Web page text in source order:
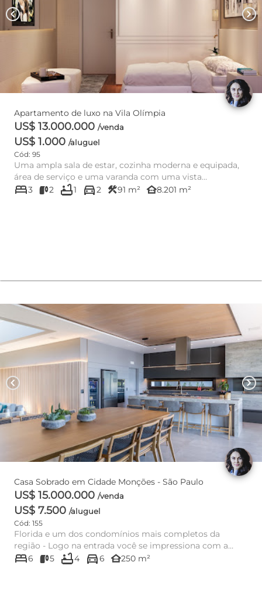
chevron_left chevron_right
Apartamento de luxo na Vila Olímpia
US$ 13.000.000 /venda
US$ 1.000 /aluguel
Cód: 95
Uma ampla sala de estar, cozinha moderna e equipada,
área de serviço e uma varanda com uma vista
deslumbrante da c...
bed3 2 bathtub1 directions_car2 construction91 m² other_houses8.201 m²
chevron_left chevron_right
Casa Sobrado em Cidade Monções - São Paulo
US$ 15.000.000 /venda
US$ 7.500 /aluguel
Cód: 155
Florida e um dos condomínios mais completos da
região - Logo na entrada você se impressiona com a
grandeza do empreendim...
bed6 5 bathtub4 directions_car6 other_houses250 m²